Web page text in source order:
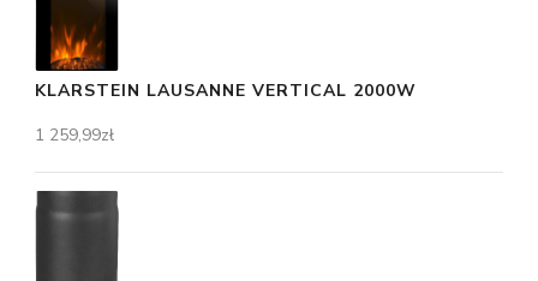
KLARSTEIN LAUSANNE VERTICAL 2000W
1 259,99zł